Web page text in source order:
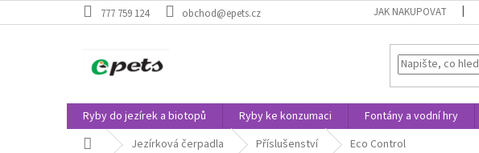
na
777 759 124 obchod@epets.cz JAK NAKUPOVAT
Ryby do jezírek a biotopů Ryby ke konzumaci Fontány a vodní hry
Domů Jezírková čerpadla Příslušenství Eco Control